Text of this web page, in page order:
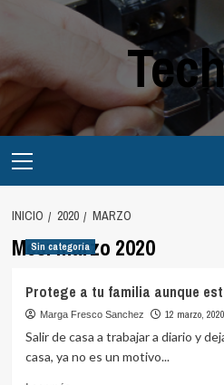
contenido
principal
INICIO 2020 MARZO
Mes:marzo 2020
Sin categoría
Protege a tu familia aunque
Marga Fresco Sanchez 12 marzo, 2020
Salir de casa a trabajar a diario y
casa, ya no es un motivo...